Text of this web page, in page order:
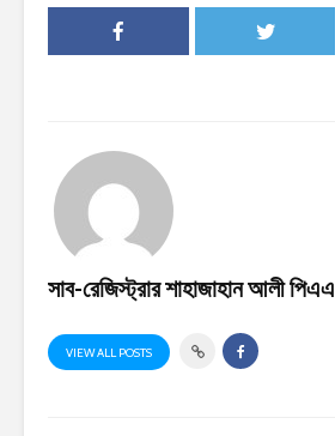
সাব-রেজিস্ট্রার শাহাজাহান আলী পিএএ
VIEW ALL POSTS